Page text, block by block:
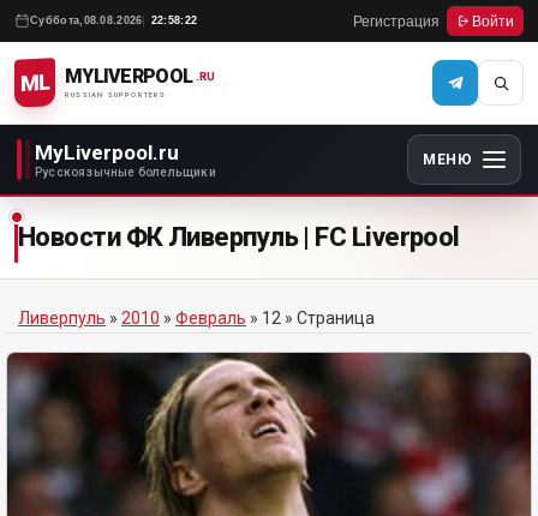
Суббота, 08.08.2026 22:58:22 Регистрация Войти
ML MYLIVERPOOL
RUSSIAN SUPPORTERS
.RU
MyLiverpool.ru
Русскоязычные болельщики
МЕНЮ
Новости ФК Ливерпуль | FC Liverpool
Ливерпуль » 2010 » Февраль » 12 » Страница